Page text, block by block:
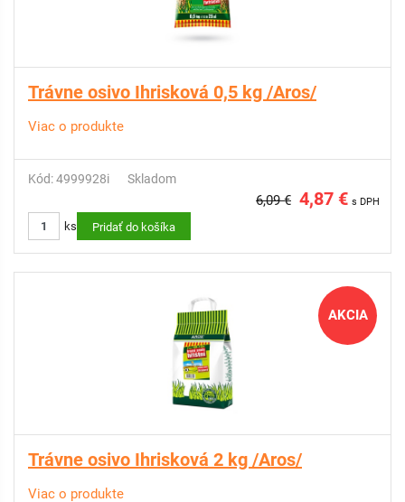
Trávne osivo Ihrisková 0,5 kg /Aros/
Viac o produkte
Kód: 4999928i Skladom
6,09 € 4,87 € s DPH
ks Pridať do košíka
AKCIA
Trávne osivo Ihrisková 2 kg /Aros/
Viac o produkte